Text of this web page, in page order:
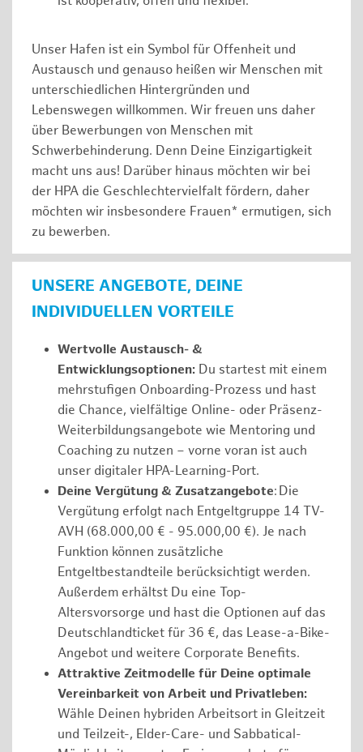
Unser Hafen ist ein Symbol für Offenheit und
Austausch und genauso heißen wir Menschen mit
unterschiedlichen Hintergründen und
Lebenswegen willkommen. Wir freuen uns daher
über Bewerbungen von Menschen mit
Schwerbehinderung. Denn Deine Einzigartigkeit
macht uns aus! Darüber hinaus möchten wir bei
der HPA die Geschlechtervielfalt fördern, daher
möchten wir insbesondere Frauen* ermutigen, sich
zu bewerben.
UNSERE ANGEBOTE, DEINE
INDIVIDUELLEN VORTEILE
Wertvolle Austausch- &
Entwicklungsoptionen: Du startest mit einem
mehrstufigen Onboarding-Prozess und hast
die Chance, vielfältige Online- oder Präsenz-
Weiterbildungsangebote wie Mentoring und
Coaching zu nutzen – vorne voran ist auch
unser digitaler HPA-Learning-Port.
Deine Vergütung & Zusatzangebote: Die
Vergütung erfolgt nach Entgeltgruppe 14 TV-
AVH (68.000,00 € - 95.000,00 €). Je nach
Funktion können zusätzliche
Entgeltbestandteile berücksichtigt werden.
Außerdem erhältst Du eine Top-
Altersvorsorge und hast die Optionen auf das
Deutschlandticket für 36 €, das Lease-a-Bike-
Angebot und weitere Corporate Benefits.
Attraktive Zeitmodelle für Deine optimale
Vereinbarkeit von Arbeit und Privatleben:
Wähle Deinen hybriden Arbeitsort in Gleitzeit
und Teilzeit-, Elder-Care- und Sabbatical-